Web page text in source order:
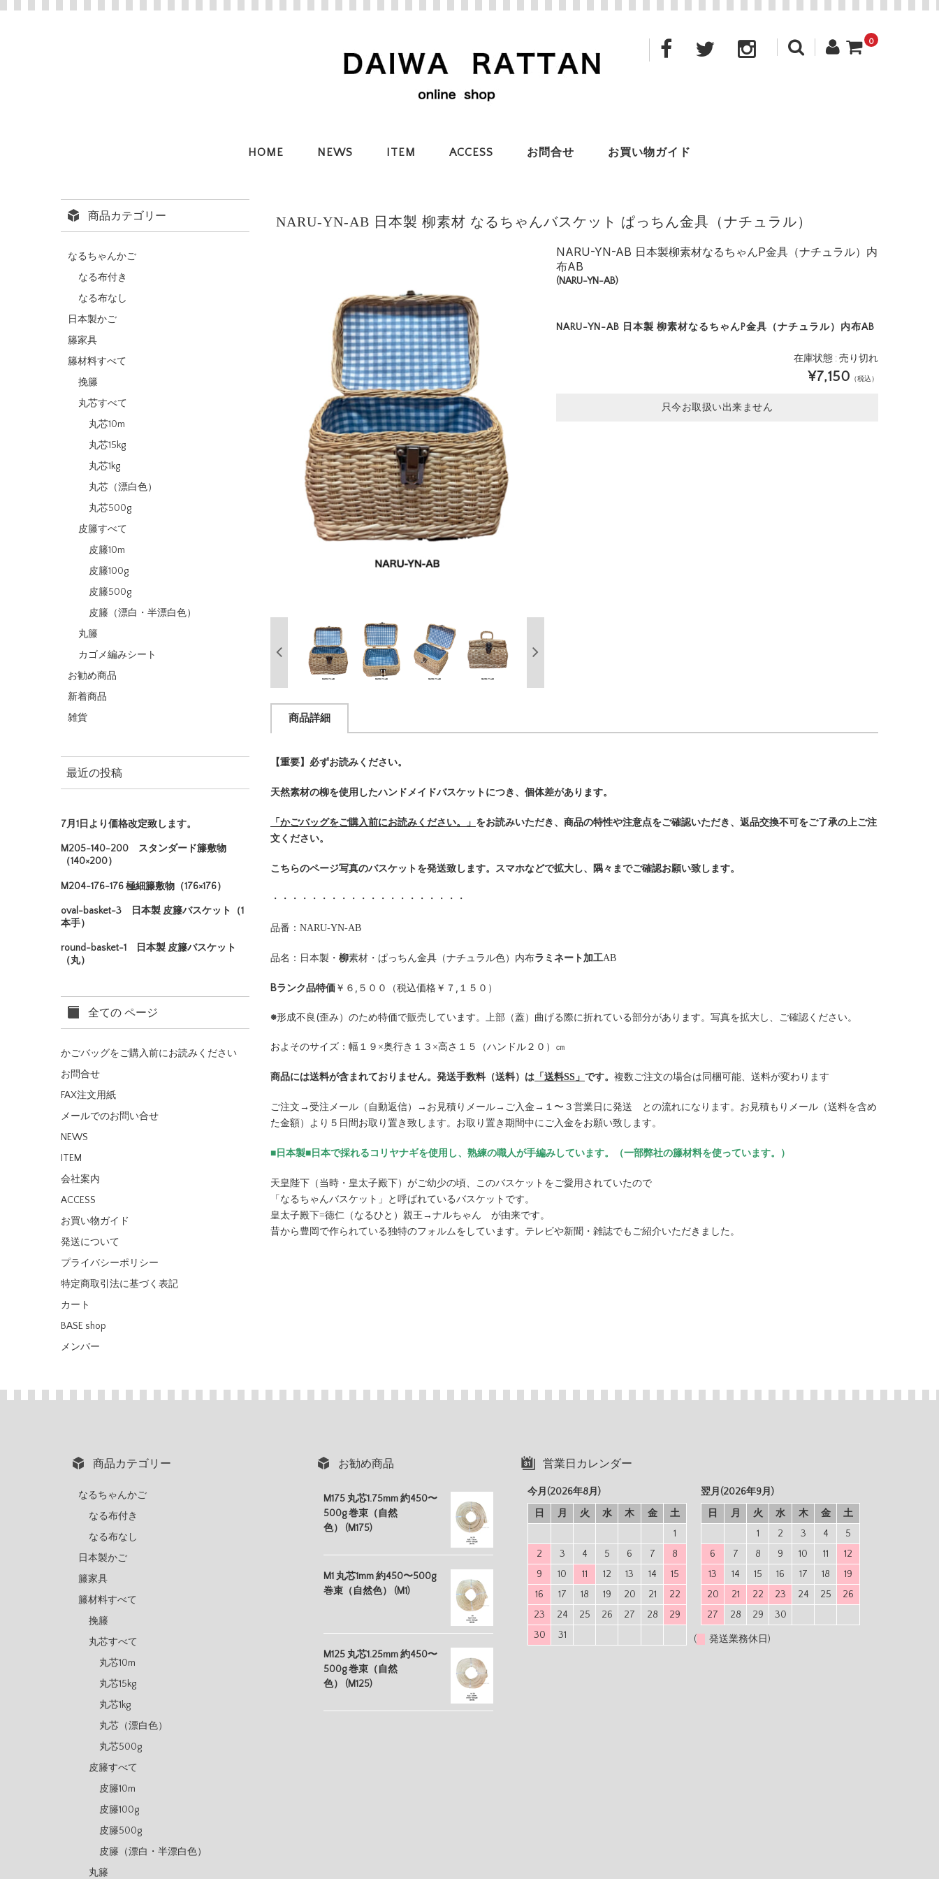
0
HOME NEWS ITEM ACCESS お問合せ お買い物ガイド
NARU-YN-AB 日本製 柳素材 なるちゃんバスケット ぱっちん金具（ナチュラル）
NARU-YN-AB 日本製柳素材なるちゃんP金具（ナチュラル）内
布AB
(NARU-YN-AB)
NARU-YN-AB 日本製 柳素材なるちゃんP金具（ナチュラル）内布AB
在庫状態 : 売り切れ
¥7,150 （税込）
只今お取扱い出来ません
商品詳細
【重要】必ずお読みください。
天然素材の柳を使用したハンドメイドバスケットにつき、個体差があります。
「かごバッグをご購入前にお読みください。」 をお読みいただき、商品の特性や注意点をご確認いただき、返品交換不可をご了承の上ご注
文ください。
こちらのページ写真のバスケットを発送致します。スマホなどで拡大し、隅々までご確認お願い致します。
・・・・・・・・・・・・・・・・・・・・
品番：NARU-YN-AB
品名：日本製・ 柳素材・ぱっちん金具（ナチュラル色）内布ラミネート加工AB
Bランク品特価￥６,５００（税込価格￥７,１５０）
※形成不良(歪み）のため特価で販売しています。上部（蓋）曲げる際に折れている部分があります。写真を拡大し、ご確認ください。
およそのサイズ：幅１９×奥行き１３×高さ１５（ハンドル２０）㎝
商品には送料が含まれておりません。発送手数料（送料）は 「送料SS」 です。 複数ご注文の場合は同梱可能、送料が変わります
ご注文→受注メール（自動返信）→お見積りメール→ご入金→１〜３営業日に発送 との流れになります。お見積もりメール（送料を含め
た金額）より５日間お取り置き致します。お取り置き期間中にご入金をお願い致します。
■日本製■日本で採れるコリヤナギを使用し、熟練の職人が手編みしています。（一部弊社の籐材料を使っています。）
天皇陛下（当時・皇太子殿下）がご幼少の頃、このバスケットをご愛用されていたので
「なるちゃんバスケット」と呼ばれているバスケットです。
皇太子殿下=徳仁（なるひと）親王→ナルちゃん が由来です。
昔から豊岡で作られている独特のフォルムをしています。 テレビや新聞・雑誌でもご紹介いただきました。
商品カテゴリー
なるちゃんかご
なる布付き
なる布なし
日本製かご
籐家具
籐材料すべて
挽籐
丸芯すべて
丸芯10m
丸芯15kg
丸芯1kg
丸芯（漂白色）
丸芯500g
皮籐すべて
皮籐10m
皮籐100g
皮籐500g
皮籐（漂白・半漂白色）
丸籐
カゴメ編みシート
お勧め商品
新着商品
雑貨
最近の投稿
7月1日より価格改定致します。
M205-140-200 スタンダード籐敷物
（140×200）
M204-176-176 極細籐敷物（176×176）
oval-basket-3 日本製 皮籐バスケット（1
本手）
round-basket-1 日本製 皮籐バスケット
（丸）
全ての ページ
かごバッグをご購入前にお読みください
お問合せ
FAX注文用紙
メールでのお問い合せ
NEWS
ITEM
会社案内
ACCESS
お買い物ガイド
発送について
プライバシーポリシー
特定商取引法に基づく表記
カート
BASE shop
メンバー
商品カテゴリー
なるちゃんかご
なる布付き
なる布なし
日本製かご
籐家具
籐材料すべて
挽籐
丸芯すべて
丸芯10m
丸芯15kg
丸芯1kg
丸芯（漂白色）
丸芯500g
皮籐すべて
皮籐10m
皮籐100g
皮籐500g
皮籐（漂白・半漂白色）
丸籐
お勧め商品
M175 丸芯1.75mm 約450〜
500g 巻束（自然
色） (M175)
M1 丸芯1mm 約450〜500g
巻束（自然色） (M1)
M125 丸芯1.25mm 約450〜
500g 巻束（自然
色） (M125)
営業日カレンダー
今月(2026年8月)
日
月 火 水 木 金
土
1
2
3 4 5 6 7
8
9
10 11 12 13 14
15
16
17 18 19 20 21
22
23
24 25 26 27 28
29
30
31
翌月(2026年9月)
日
月 火 水 木 金
土
1
2 3 4
5
6
7 8 9 10 11
12
13
14 15 16 17 18
19
20
21 22 23 24 25
26
27
28 29 30
( 発送業務休日)